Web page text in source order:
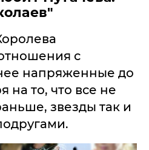
с
напряженные до
на то, что все не
звезды так и